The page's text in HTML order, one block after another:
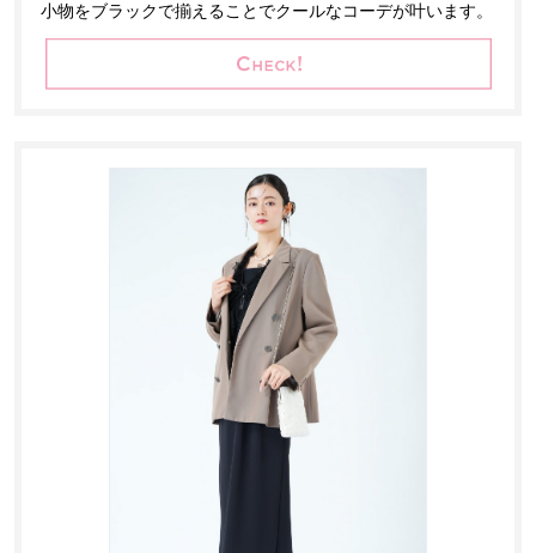
小物をブラックで揃えることでクールなコーデが叶います。